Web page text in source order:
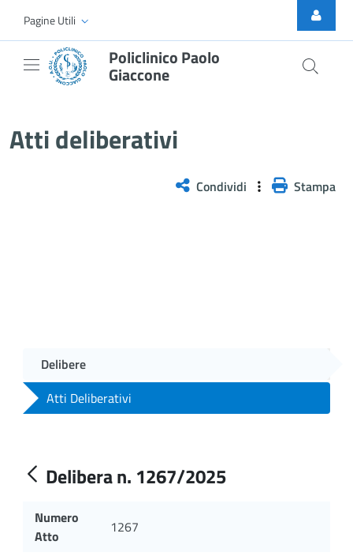
Skip to Main Content
Pagine Utili
Policlinico Paolo
Giaccone
Atti deliberativi
Condividi Stampa
Delibere
Atti Deliberativi
Delibera n. 1267/2025
Numero
Atto
1267